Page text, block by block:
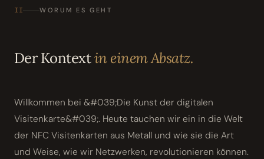
II WORUM ES GEHT
Der Kontextin einem Absatz.
Willkommen bei &#039;Die Kunst der digitalen
Visitenkarte&#039;. Heute tauchen wir ein in die Welt
der NFC Visitenkarten aus Metall und wie sie die Art
und Weise, wie wir Netzwerken, revolutionieren können.